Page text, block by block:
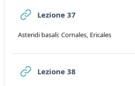
Lezione 37
Asteridi basali: Cornales, Ericales
Lezione 38